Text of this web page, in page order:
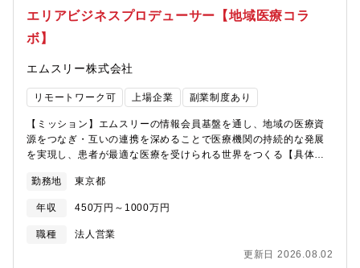
たにも関わらず滞留してしまう患者とのコミュニケーションの改
善・適切なフォロー先クリニックを繋げるSaaS事業の開発や、検
査・治療時のインフォームドコンセントのDX化を行う事業の開発
を進めています。診療報酬改定の後押しもある中で、早期に上
市・拡大を行うべく、この新規事業開発を強力に推進していきま
す【ミッション】エムスリーの情報会員基盤を通し、地域の医療
資源をつなぎ・互いの連携を深めることで医療機関の持続的な発
展を実現し、患者が最適な医療を受けられる世界をつくる【得ら
れるスキル】■事業立ち上げ経験：まだ確立されていない営業モデ
ルを自ら設計し、営業活動を推進する経験を得ることが可能です■
く、m3.com、グループ会社からの紹介、企業連携といった多様な
が可能です■医療業界への貢献：自社サービスを通じて、日本の急
性期病院の経営課題解決に貢献することが可能です■裁量の大きさ
オンボーディングと定着支援・契約後の医療機関に対し、SaaSの
導入支援、活用促進、操作トレーニングなどを実施・新しいツー
ルや業務フローの導入に抵抗がある医師や看護師といった現場の
ュニケーションと支援を提供・利用状況をモニタリングし、課題
を早期に発見して適切な解決策を提案■継続契約に向けた営業活動
（アップセル・クロスセル）・顧客とのリレーションを深め、サ
スセル■サービス提供全体のマネジメント・営業事務メンバーが担
当する定型業務の進捗管理と品質維持・医療機関へのサービス提
供プロセス全体の最適化と効率化■プロダクト改善への貢献・顧客
からのフィードバック、現場のニーズ、サービスの利用状況など
やサービス改善のための提案を行い、プロダクトの進化に積極的
開発に伴い、日本の医療の変革にチャレンジしたい方を新たに募
集します。当グループにご参画いただくと、下記のような
エリアビジネスプロデューサー【地域医療コラ
ボ】
エムスリー株式会社
リモートワーク可 上場企業 副業制度あり
【ミッション】エムスリーの情報会員基盤を通し、地域の医療資
源をつなぎ・互いの連携を深めることで医療機関の持続的な発展
を実現し、患者が最適な医療を受けられる世界をつくる【具体的
の分析、課題抽出、ソリューション提案）■契約顧客のマーケティ
ング支援（契約サービスのプロジェクトマネジメント・継続契約
提案）■各種サービスの事業改善の企画・実施（課題の分析、改善
案の企画・実行）■各種サービスの事業拡大のためのマーケティン
etc.）■エムスリーグループのアセットを活用したサービス企画、
勤務地 東京都
年収 450万円～1000万円
職種
法人営業
更新日 2026.08.02